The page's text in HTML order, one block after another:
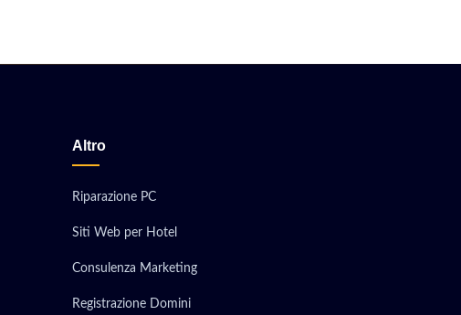
Altro
Riparazione PC
Siti Web per Hotel
Consulenza Marketing
Registrazione Domini